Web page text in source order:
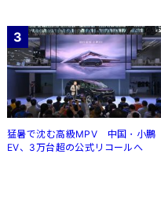
3
猛暑で沈む高級MPV 中国・小鵬
EV、3万台超の公式リコールへ